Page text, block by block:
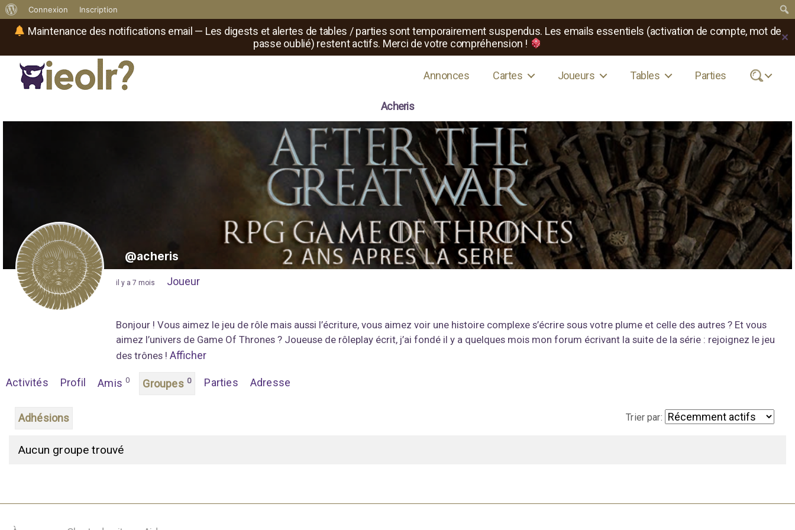
Maintenance des notifications email — Les digests et alertes de tables / parties sont temporairement suspendus. Les emails essentiels (activation de compte, mot de
passe oublié) restent actifs. Merci de votre compréhension !
✕
propos
WordPress
Connexion Inscription
où
Annonces Cartes Joueurs Tables Parties .
Acheris
@acheris
il y a 7 mois Joueur
Bonjour ! Vous aimez le jeu de rôle mais aussi l’écriture, vous aimez voir une histoire complexe s’écrire sous votre plume et celle des autres ? Et vous
aimez l’univers de Game Of Thrones ? Joueuse de rôleplay écrit, j’ai fondé il y a quelques mois mon forum écrivant la suite de la série : rejoignez le jeu
des trônes ! Afficher
Activités Profil Amis 0 Groupes 0 Parties Adresse
Adhésions Trier par:
G
u
p
Aucun groupe trouvé